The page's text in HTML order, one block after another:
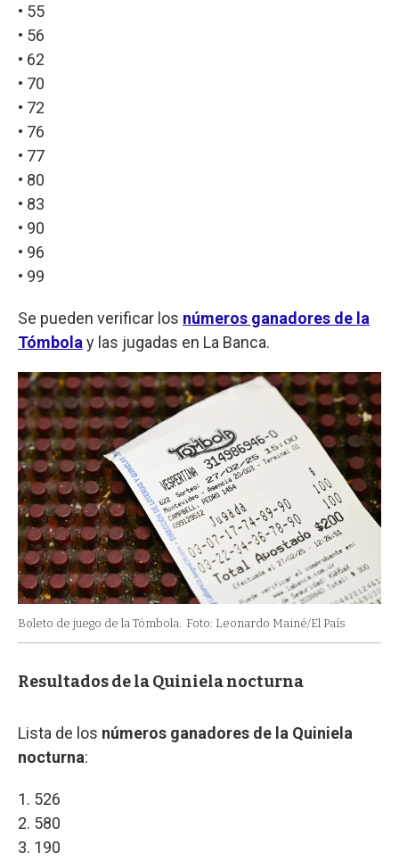
• 55
• 56
• 62
• 70
• 72
• 76
• 77
• 80
• 83
• 90
• 96
• 99
Se pueden verificar los números ganadores de la
Tómbola y las jugadas en La Banca.
Boleto de juego de la Tómbola. Foto: Leonardo Mainé/El País
Resultados de la Quiniela nocturna
Lista de los números ganadores de la Quiniela
nocturna:
1. 526
2. 580
3. 190